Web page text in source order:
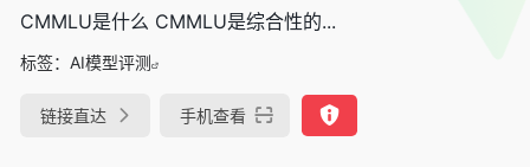
CMMLU是什么 CMMLU是综合性的...
标签： AI模型评测
链接直达 手机查看